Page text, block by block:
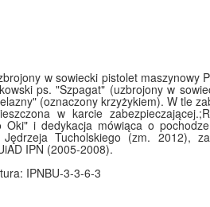
w sowiecki pistolet maszynowy
ps. "Szpagat" (uzbrojony w
(oznaczony krzyżykiem). W tle
w karcie
Oki" i dedykacja mówiąca o
Tucholskiego (zm. 2012),
IPN (2005-2008).
IPNBU-3-3-6-3